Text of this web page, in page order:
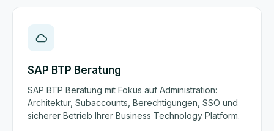
SAP BTP Beratung
SAP BTP Beratung mit Fokus auf Administration:
Architektur, Subaccounts, Berechtigungen, SSO und
sicherer Betrieb Ihrer Business Technology Platform.